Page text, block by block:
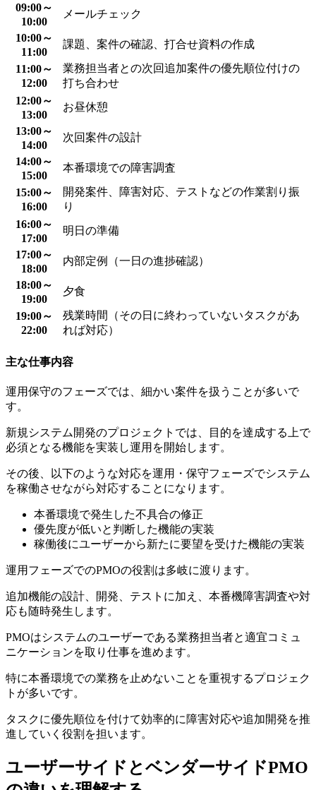
09:00～
10:00
メールチェック
10:00～
11:00
課題、案件の確認、打合せ資料の作成
11:00～
12:00
業務担当者との次回追加案件の優先順位付けの
打ち合わせ
12:00～
13:00
お昼休憩
13:00～
14:00
次回案件の設計
14:00～
15:00
本番環境での障害調査
15:00～
16:00
開発案件、障害対応、テストなどの作業割り振
り
16:00～
17:00
明日の準備
17:00～
18:00
内部定例（一日の進捗確認）
18:00～
19:00
夕食
19:00～
22:00
残業時間（その日に終わっていないタスクがあ
れば対応）
主な仕事内容
運用保守のフェーズでは、細かい案件を扱うことが多いで
す。
新規システム開発のプロジェクトでは、目的を達成する上で
必須となる機能を実装し運用を開始します。
その後、以下のような対応を運用・保守フェーズでシステム
を稼働させながら対応することになります。
本番環境で発生した不具合の修正
優先度が低いと判断した機能の実装
稼働後にユーザーから新たに要望を受けた機能の実装
運用フェーズでのPMOの役割は多岐に渡ります。
追加機能の設計、開発、テストに加え、本番機障害調査や対
応も随時発生します。
PMOはシステムのユーザーである業務担当者と適宜コミュ
ニケーションを取り仕事を進めます。
特に本番環境での業務を止めないことを重視するプロジェク
トが多いです。
タスクに優先順位を付けて効率的に障害対応や追加開発を推
進していく役割を担います。
ユーザーサイドとベンダーサイドPMO